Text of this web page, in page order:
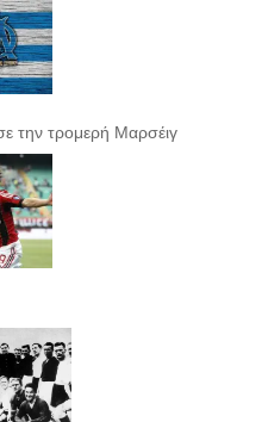
την τρομερή Μαρσέιγ